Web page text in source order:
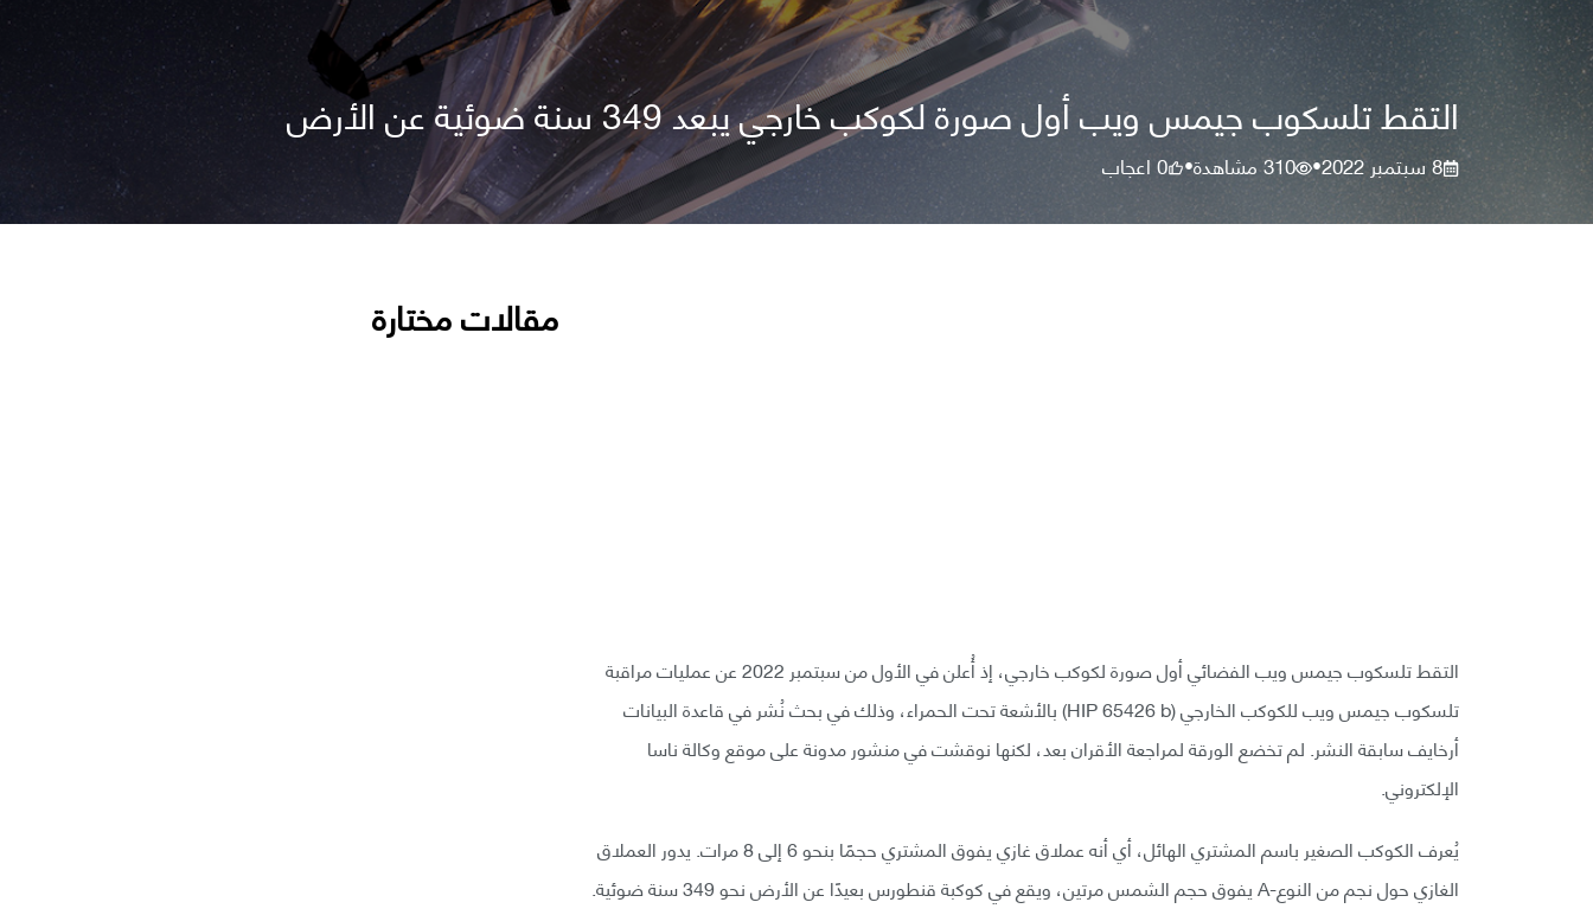
التقط تلسكوب جيمس ويب أول صورة لكوكب خارجي يبعد 349 سنة ضوئية عن الأرض
8 سبتمبر 2022 •
310مشاهدة•
0اعجاب
التقط تلسكوب جيمس ويب الفضائي أول صورة لكوكب خارجي، إذ أُعلن في الأول من سبتمبر 2022 عن عمليات مراقبة
تلسكوب جيمس ويب للكوكب الخارجي (HIP 65426 b) بالأشعة تحت الحمراء، وذلك في بحث نُشر في قاعدة البيانات
أرخايف سابقة النشر. لم تخضع الورقة لمراجعة الأقران بعد، لكنها نوقشت في منشور مدونة على موقع وكالة ناسا
الإلكتروني.
يُعرف الكوكب الصغير باسم المشتري الهائل، أي أنه عملاق غازي يفوق المشتري حجمًا بنحو 6 إلى 8 مرات. يدور العملاق
الغازي حول نجم من النوع-A يفوق حجم الشمس مرتين، ويقع في كوكبة قنطورس بعيدًا عن الأرض نحو 349 سنة ضوئية.
مقالات مختارة